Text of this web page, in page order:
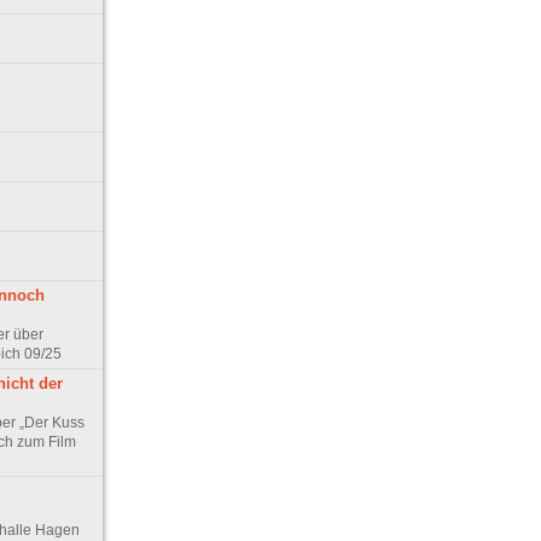
über
09/25
der
„Der Kuss
zum Film
Hagen